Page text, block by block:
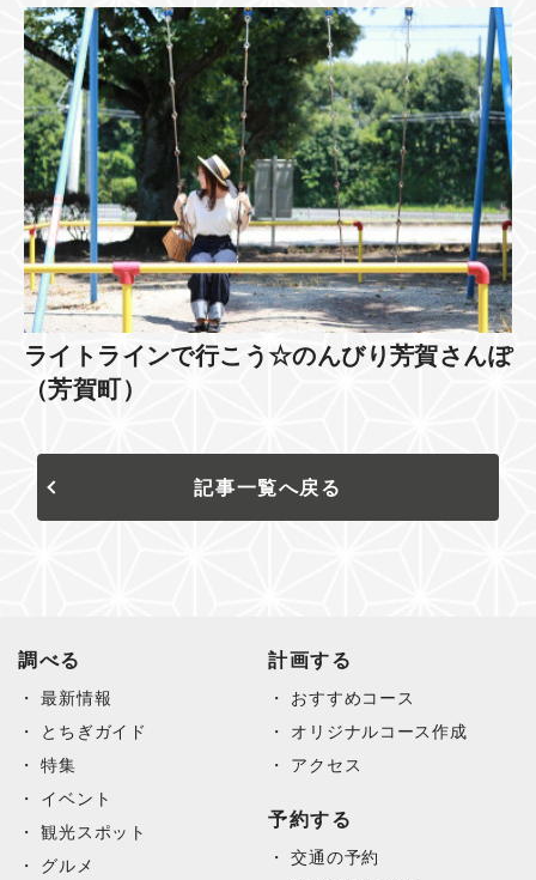
ライトラインで行こう☆のんびり芳賀さんぽ
（芳賀町）
記事一覧へ戻る
調べる
最新情報
とちぎガイド
特集
イベント
観光スポット
グルメ
計画する
おすすめコース
オリジナルコース作成
アクセス
予約する
交通の予約